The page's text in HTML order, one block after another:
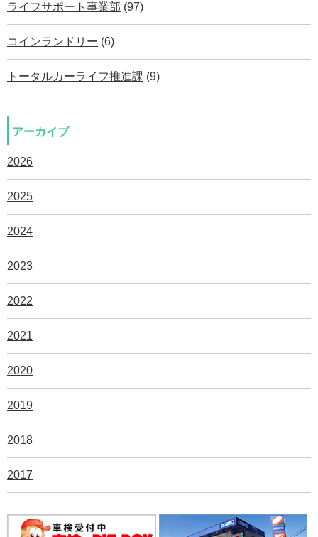
ライフサポート事業部 (97)
コインランドリー (6)
トータルカーライフ推進課 (9)
アーカイブ
2026
2025
2024
2023
2022
2021
2020
2019
2018
2017